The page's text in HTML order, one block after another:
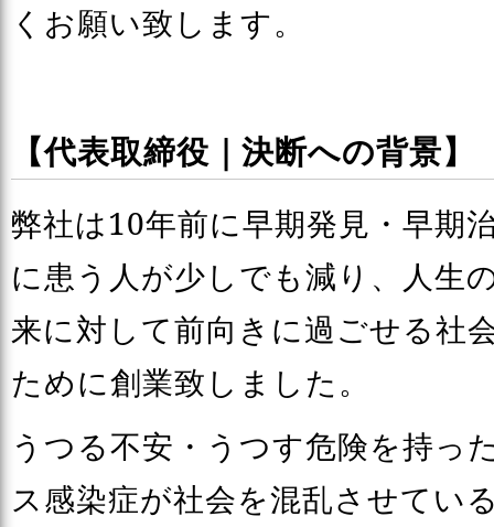
くお願い致します。
【代表取締役｜決断への背景】
弊社は10年前に早期発見・早期
に患う人が少しでも減り、人生
来に対して前向きに過ごせる社
ために創業致しました。
うつる不安・うつす危険を持っ
ス感染症が社会を混乱させてい